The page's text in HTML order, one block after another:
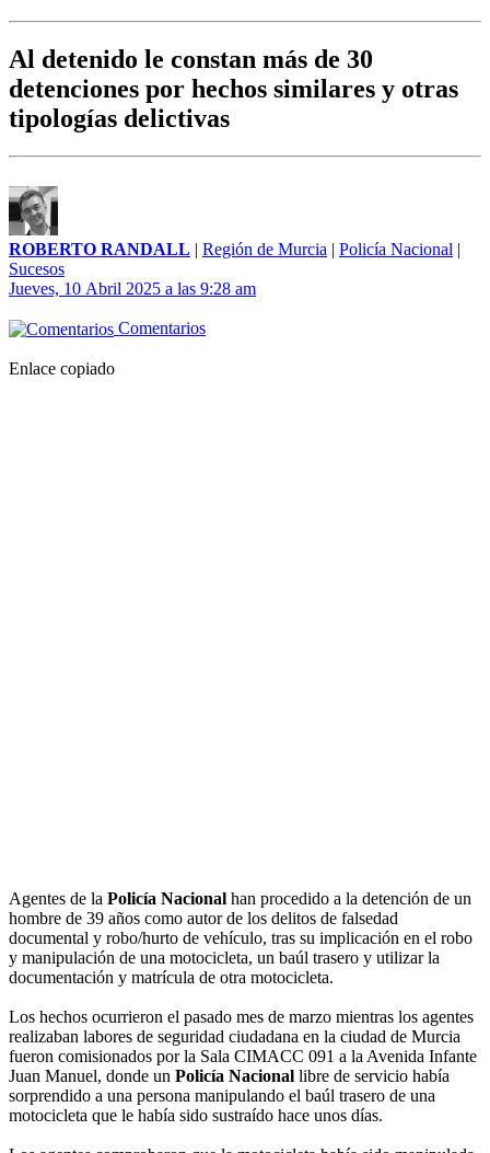
Al detenido le constan más de 30
detenciones por hechos similares y otras
tipologías delictivas
ROBERTO RANDALL | Región de Murcia | Policía Nacional |
Sucesos
Jueves, 10 Abril 2025 a las 9:28 am
Comentarios
Enlace copiado
Agentes de la Policía Nacional han procedido a la detención de un
hombre de 39 años como autor de los delitos de falsedad
documental y robo/hurto de vehículo, tras su implicación en el robo
y manipulación de una motocicleta, un baúl trasero y utilizar la
documentación y matrícula de otra motocicleta.
Los hechos ocurrieron el pasado mes de marzo mientras los agentes
realizaban labores de seguridad ciudadana en la ciudad de Murcia
fueron comisionados por la Sala CIMACC 091 a la Avenida Infante
Juan Manuel, donde un Policía Nacional libre de servicio había
sorprendido a una persona manipulando el baúl trasero de una
motocicleta que le había sido sustraído hace unos días.